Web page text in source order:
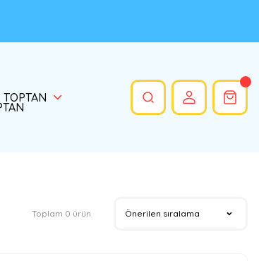
TOPTAN
Toplam 0 ürün